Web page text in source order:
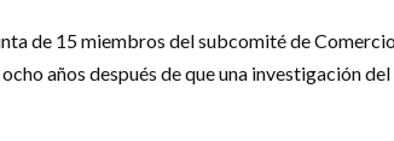
de 15 miembros del subcomité de
años después de que una